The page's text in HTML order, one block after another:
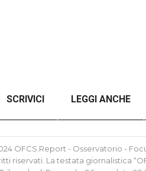
SCRIVICI LEGGI ANCHE
RUSSO-UCRAINO
OFCS.Report - Osservatorio -
riservati. La testata giornalistica